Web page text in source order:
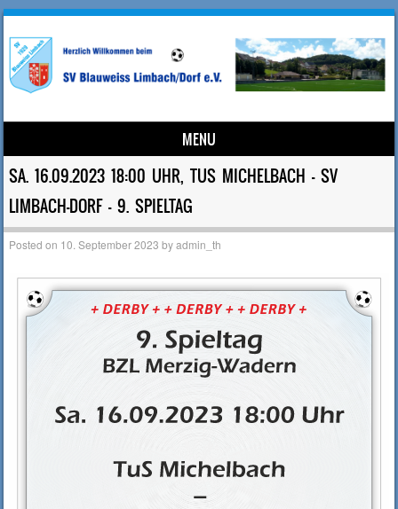
MENU
Skip to content
SA. 16.09.2023 18:00 UHR, TUS MICHELBACH – SV
LIMBACH-DORF – 9. SPIELTAG
Posted on 10. September 2023 byadmin_th